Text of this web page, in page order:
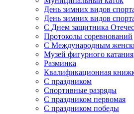
День зимних видов
День зимних видов
С Днем защитника
Протоколы соревнований
С Международным
Музей фигурного катания
Разминка
Квалификационная
С праздником
Спортивные разряды
С праздником первомая
С праздником победы